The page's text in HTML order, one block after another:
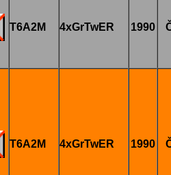
T6A2M 4xGrTwER 1990
T6A2M 4xGrTwER 1990